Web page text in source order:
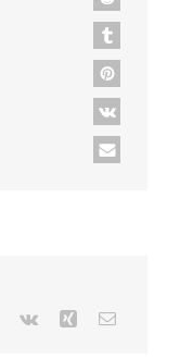
Pinterest
Vk Xing E-